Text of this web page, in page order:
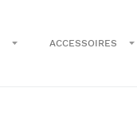
ACCESSOIRES